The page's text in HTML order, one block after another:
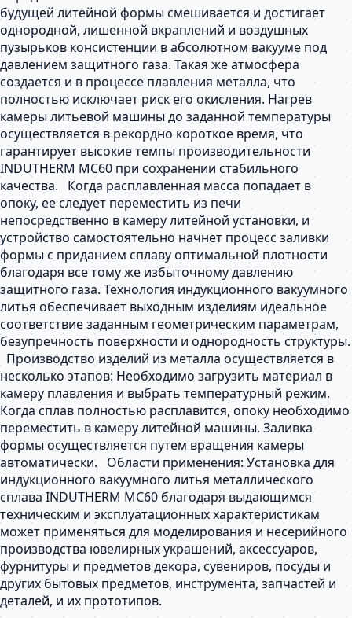
будущей литейной формы смешивается и достигает
однородной, лишенной вкраплений и воздушных
пузырьков консистенции в абсолютном вакууме под
давлением защитного газа. Такая же атмосфера
создается и в процессе плавления металла, что
полностью исключает риск его окисления. Нагрев
камеры литьевой машины до заданной температуры
осуществляется в рекордно короткое время, что
гарантирует высокие темпы производительности
INDUTHERM MC60 при сохранении стабильного
качества. Когда расплавленная масса попадает в
опоку, ее следует переместить из печи
непосредственно в камеру литейной установки, и
устройство самостоятельно начнет процесс заливки
формы с приданием сплаву оптимальной плотности
благодаря все тому же избыточному давлению
защитного газа. Технология индукционного вакуумного
литья обеспечивает выходным изделиям идеальное
соответствие заданным геометрическим параметрам,
безупречность поверхности и однородность структуры.
Производство изделий из металла осуществляется в
несколько этапов: Необходимо загрузить материал в
камеру плавления и выбрать температурный режим.
Когда сплав полностью расплавится, опоку необходимо
переместить в камеру литейной машины. Заливка
формы осуществляется путем вращения камеры
автоматически. Области применения: Установка для
индукционного вакуумного литья металлического
сплава INDUTHERM MC60 благодаря выдающимся
техническим и эксплуатационных характеристикам
может применяться для моделирования и несерийного
производства ювелирных украшений, аксессуаров,
фурнитуры и предметов декора, сувениров, посуды и
других бытовых предметов, инструмента, запчастей и
деталей, и их прототипов.